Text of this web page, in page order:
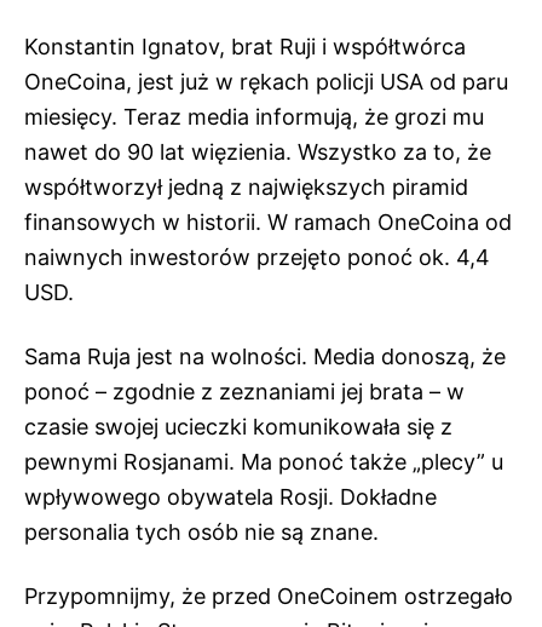
Konstantin Ignatov, brat Ruji i współtwórca
OneCoina, jest już w rękach policji USA od paru
miesięcy. Teraz media informują, że grozi mu
nawet do 90 lat więzienia. Wszystko za to, że
współtworzył jedną z największych piramid
finansowych w historii. W ramach OneCoina od
naiwnych inwestorów przejęto ponoć ok. 4,4
USD.
Sama Ruja jest na wolności. Media donoszą, że
ponoć – zgodnie z zeznaniami jej brata – w
czasie swojej ucieczki komunikowała się z
pewnymi Rosjanami. Ma ponoć także „plecy” u
wpływowego obywatela Rosji. Dokładne
personalia tych osób nie są znane.
Przypomnijmy, że przed OneCoinem ostrzegało